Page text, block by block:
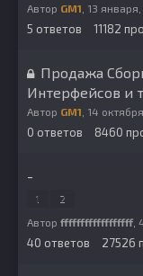
Автор GM1 13
5 ответов 11182
Продажа
Интерфейсов и
Автор GM1 14
0 ответов 8460
-
1 2
Автор ffffffffffffffffff
40 ответов 27526